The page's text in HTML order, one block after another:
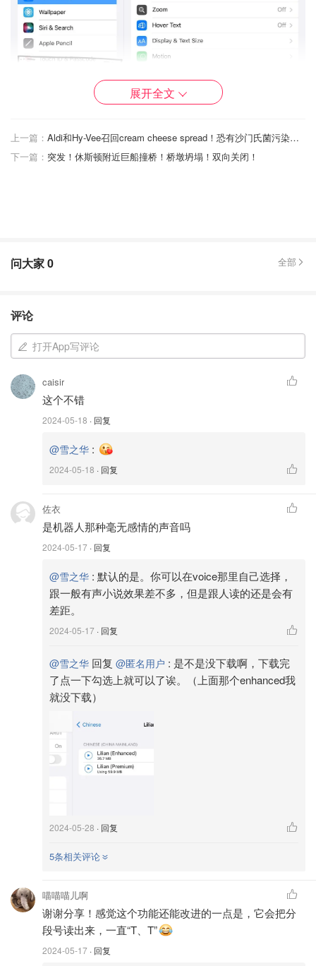
🌟使用 Speak Screen
1️⃣手势启动：启用“朗读屏幕”后，可以通过在屏幕顶部从上
向下滑动两根手指来启动朗读。
展开全文
上一篇：
Aldi和Hy-Vee召回cream cheese spread！恐有沙门氏菌污染风险
下一篇： 突发！休斯顿附近巨船撞桥！桥墩坍塌！双向关闭！
问大家0 全部
评论
打开App写评论
caisir
这个不错
2024-05-18 · 回复
@雪之华 :
2024-05-18 · 回复
佐衣
是机器人那种毫无感情的声音吗
2024-05-17 · 回复
@雪之华 : 默认的是。你可以在voice那里自己选择，
跟一般有声小说效果差不多，但是跟人读的还是会有
差距。
2024-05-17 · 回复
@雪之华 回复 @匿名用户 : 是不是没下载啊，下载完
了点一下勾选上就可以了诶。（上面那个enhanced我
就没下载）
2024-05-28 · 回复
5条相关评论
喵喵喵儿啊
谢谢分享！感觉这个功能还能改进的一点是，它会把分
段号读出来，一直“T、T”
2024-05-17 · 回复